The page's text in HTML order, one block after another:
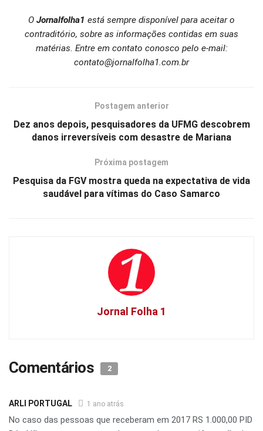
O Jornalfolha1 está sempre disponível para aceitar o
contraditório, sobre as informações contidas em suas
matérias. Entre em contato conosco pelo e-mail:
contato@jornalfolha1.com.br
Postagem anterior
Dez anos depois, pesquisadores da UFMG descobrem
danos irreversíveis com desastre de Mariana
Próxima postagem
Pesquisa da FGV mostra queda na expectativa de vida
saudável para vítimas do Caso Samarco
Jornal Folha 1
Comentários 2
ARLI PORTUGAL 1 ano atrás
No caso das pessoas que receberam em 2017 RS 1.000,00 PID